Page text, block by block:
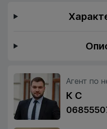
Агент по
К С